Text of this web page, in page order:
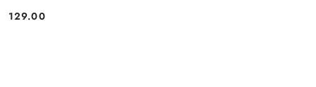
Cena:
129.00